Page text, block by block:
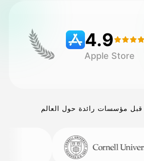
4.9
Apple Store
مؤسسات رائدة حول العالم